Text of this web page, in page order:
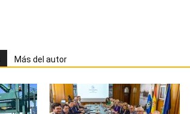
Más del autor